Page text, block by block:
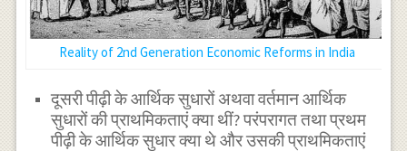
Reality of 2nd Generation Economic Reforms in India
दूसरी पीढ़ी के आर्थिक सुधारों अथवा वर्तमान आर्थिक
सुधारों की प्राथमिकताएं क्या थीं? परंपरागत तथा प्रथम
पीढ़ी के आर्थिक सुधार क्या थे और उसकी प्राथमिकताएं